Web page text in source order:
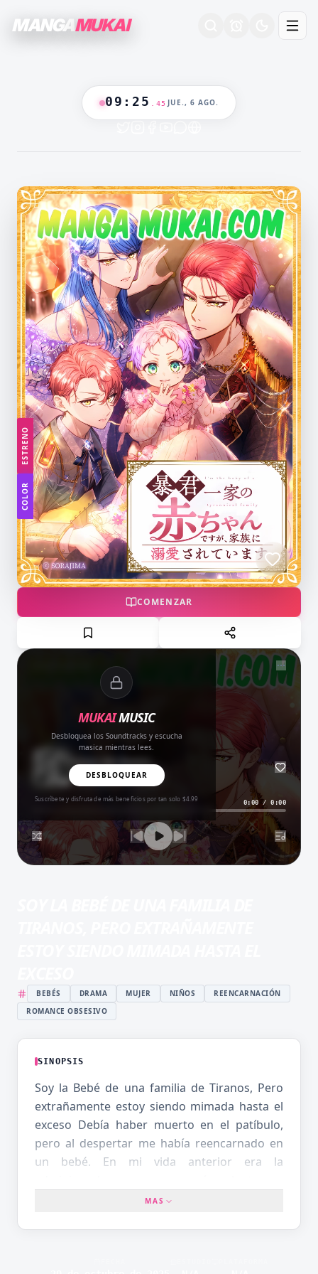
MANGA MUKAI
09 : 25 46 JUE., 6 AGO.
ESTRENO
COLOR
COMENZAR
MUKAIMUSIC
Desbloquea los Soundtracks y escucha
masica mientras lees.
DESBLOQUEAR
Suscríbete y disfruta de más beneficios por tan solo $4.99
Amor del Bueno
BALADA
0:00 /0:00
BEBÉS DRAMA MUJER NIÑOS
REENCARNACIÓN
ROMANCE OBSESIVO
SINOPSIS
Soy la Bebé de una familia de Tiranos, Pero
extrañamente estoy siendo mimada hasta el
exceso Debía haber muerto en el patíbulo,
pero al despertar me había reencarnado en
un bebé. En mi vida anterior era la
nacional «Cristal Mágico», pero me cargaron
MAS